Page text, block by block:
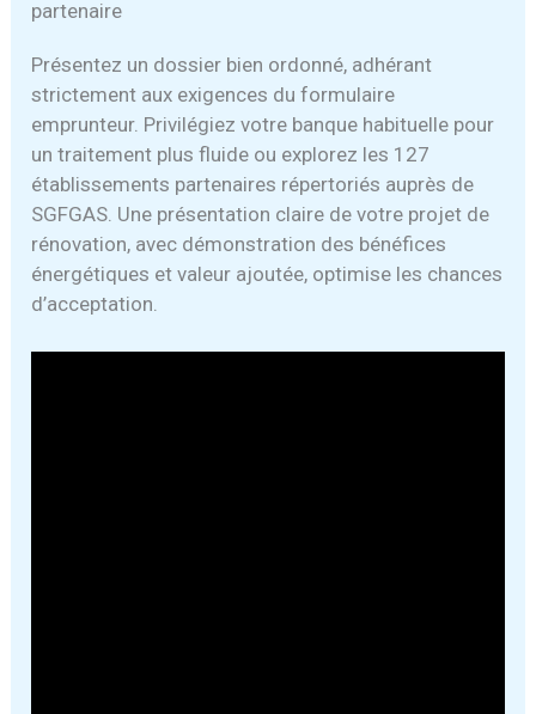
partenaire
Présentez un dossier bien ordonné, adhérant
strictement aux exigences du formulaire
emprunteur. Privilégiez votre banque habituelle pour
un traitement plus fluide ou explorez les 127
établissements partenaires répertoriés auprès de
SGFGAS. Une présentation claire de votre projet de
rénovation, avec démonstration des bénéfices
énergétiques et valeur ajoutée, optimise les chances
d’acceptation.